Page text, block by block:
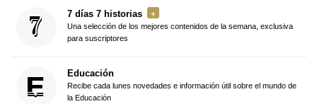
7 días 7 historias
Una selección de los mejores contenidos de la semana, exclusiva
para suscriptores
Educación
Recibe cada lunes novedades e información útil sobre el mundo de
la Educación